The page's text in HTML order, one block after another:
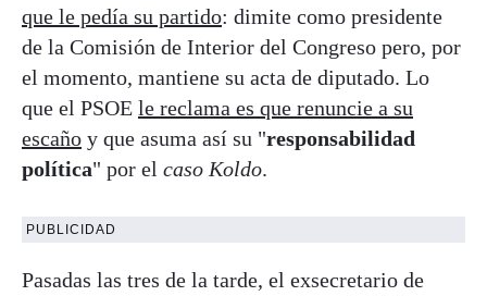
que le pedía su partido: dimite como presidente
de la Comisión de Interior del Congreso pero, por
el momento, mantiene su acta de diputado. Lo
que el PSOE le reclama es que renuncie a su
escaño y que asuma así su "responsabilidad
política" por el caso Koldo.
PUBLICIDAD
Pasadas las tres de la tarde, el exsecretario de